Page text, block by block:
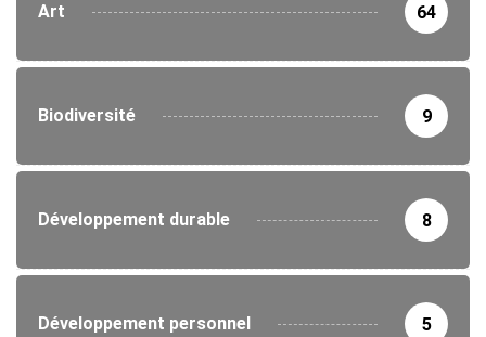
Art 64
Biodiversité 9
Développement durable 8
Développement personnel 5